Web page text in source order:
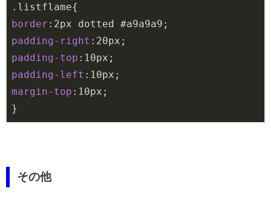
.listflame
border : 2px dotted #a9a9a9
padding-right : 20px
padding-top : 10px
padding-left : 10px
margin-top : 10px ;
}
その他